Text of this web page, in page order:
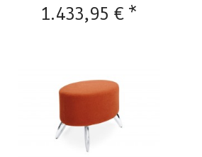
1.433,95 € *